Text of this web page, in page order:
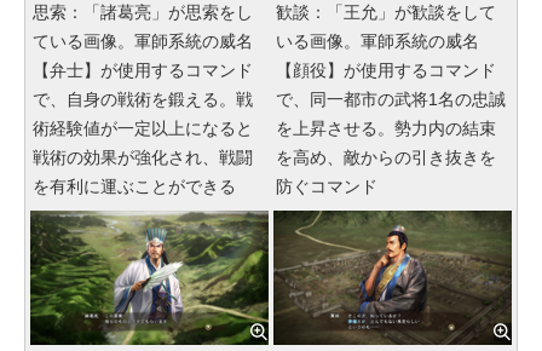
思索：「諸葛亮」が思索をし
ている画像。軍師系統の威名
【弁士】が使用するコマンド
で、自身の戦術を鍛える。戦
術経験値が一定以上になると
戦術の効果が強化され、戦闘
を有利に運ぶことができる
歓談：「王允」が歓談をして
いる画像。軍師系統の威名
【顔役】が使用するコマンド
で、同一都市の武将1名の忠誠
を上昇させる。勢力内の結束
を高め、敵からの引き抜きを
防ぐコマンド